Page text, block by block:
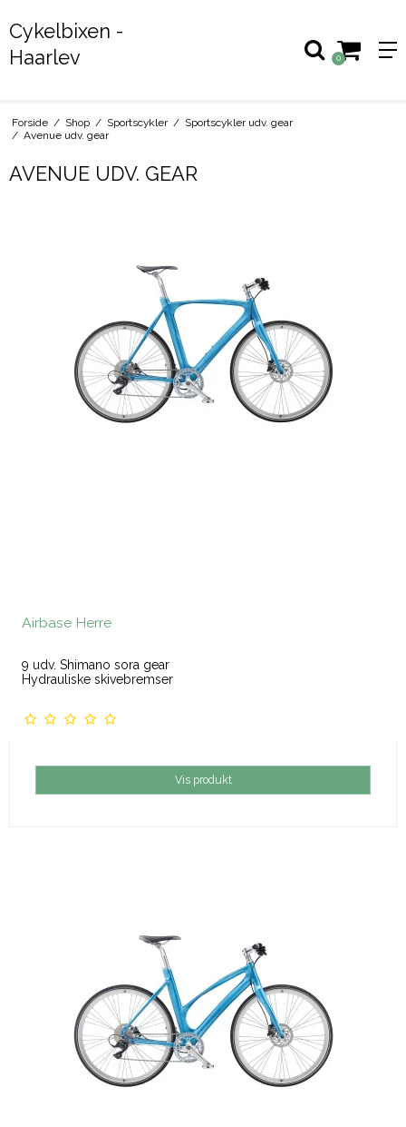
Cykelbixen -
Haarlev
0
Forside / Shop / Sportscykler / Sportscykler udv. gear
/ Avenue udv. gear
AVENUE UDV. GEAR
Airbase Herre
9 udv. Shimano sora gear
Hydrauliske skivebremser
Vis produkt